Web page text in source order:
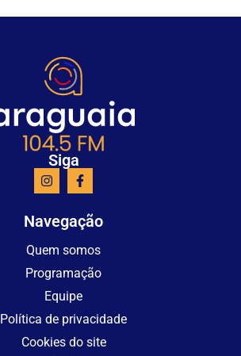
Siga
Navegação
Quem somos
Programação
Equipe
Política de privacidade
Cookies do site